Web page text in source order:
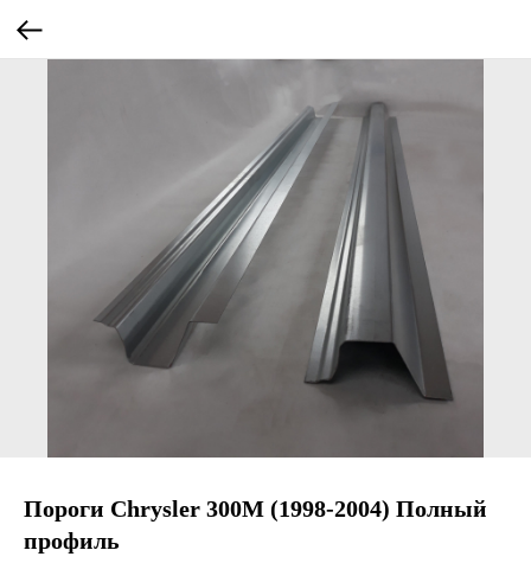
Пороги Chrysler 300M (1998-2004) Полный
профиль